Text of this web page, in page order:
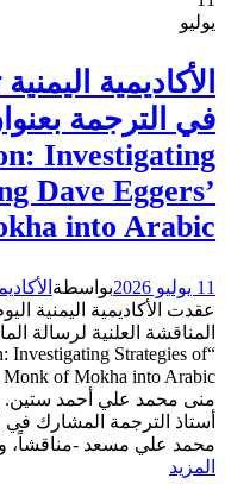
يوليو
الأكاديمية
Investigating
Dave Eggers’
into Arabic“
11 يوليو 2026 بواسطة
المناقشة العلنية لرسالة
Investigating Strategies of
منى محمد علي أحمد ستين.
أستاذ الترجمة المشارك في
محمد علي مسعد -مناقشاً،
المزيد